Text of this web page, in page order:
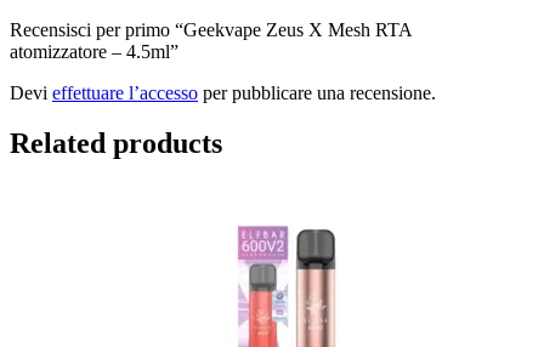
Recensisci per primo “Geekvape Zeus X Mesh RTA
atomizzatore – 4.5ml”
Devi effettuare l’accesso per pubblicare una recensione.
Related products